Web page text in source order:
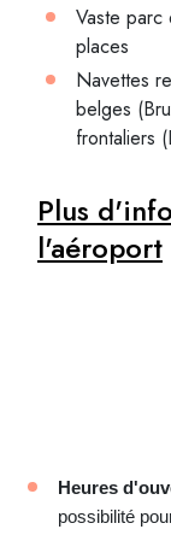
Vaste
places
Navettes
belges
frontaliers
Plus
l'aéroport
Heures
possibilité